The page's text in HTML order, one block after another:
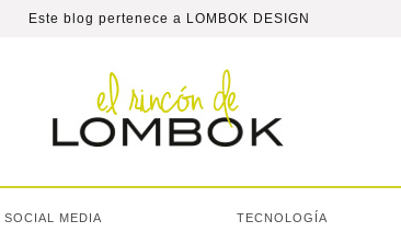
Este blog pertenece a LOMBOK DESIGN
SOCIAL MEDIA TECNOLOGÍA